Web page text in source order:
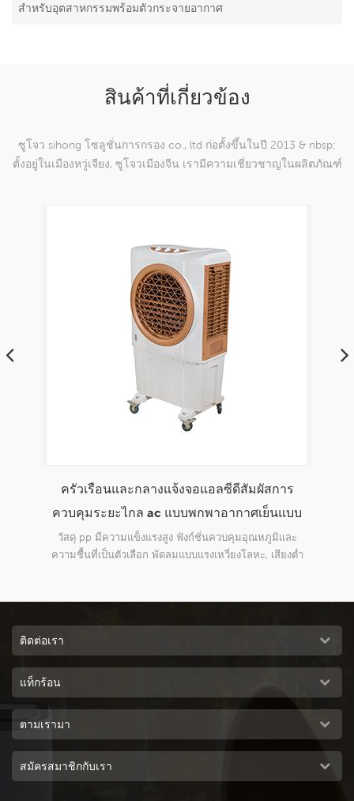
สำหรับอุตสาหกรรมพร้อมตัวกระจายอากาศ
สินค้าที่เกี่ยวข้อง
ซูโจว sihong โซลูชั่นการกรอง co., ltd ก่อตั้งขึ้นในปี 2013 & nbsp;
ตั้งอยู่ในเมืองหวู่เจียง, ซูโจวเมืองจีน เรามีความเชี่ยวชาญในผลิตภัณฑ์
envirotech 8000cmh บ้านใช้ในประเทศแบบพก
พาอากาศเย็นแบบระเหย
การออกแบบใหม่ล่าสุดเหมาะสำหรับการใช้งานในร่มและ
กลางแจ้งเชิงพาณิชย์และอุตสาหกรรมทุกชนิด
ติดต่อเรา
แท็กร้อน
ตามเรามา
สมัครสมาชิกกับเรา